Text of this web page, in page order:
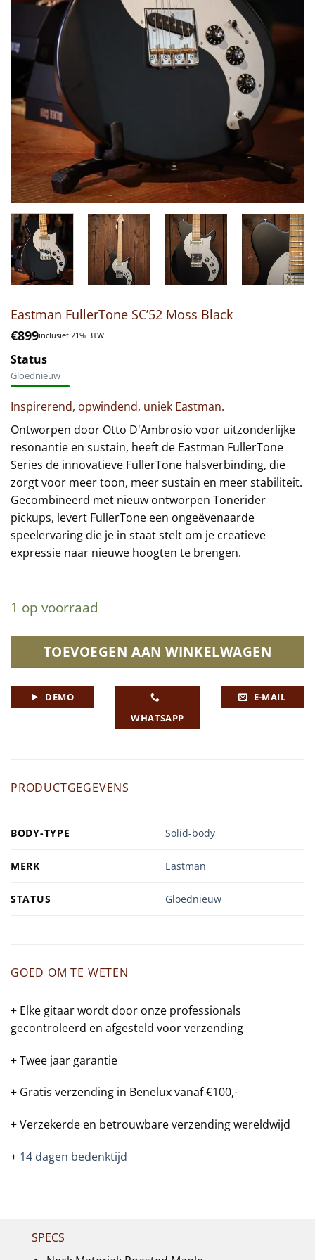
Eastman FullerTone SC’52 Moss Black
€899inclusief 21% BTW
Status
Gloednieuw
Inspirerend, opwindend, uniek Eastman.
Ontworpen door Otto D'Ambrosio voor uitzonderlijke
resonantie en sustain, heeft de Eastman FullerTone
Series de innovatieve FullerTone halsverbinding, die
zorgt voor meer toon, meer sustain en meer stabiliteit.
Gecombineerd met nieuw ontworpen Tonerider
pickups, levert FullerTone een ongeëvenaarde
speelervaring die je in staat stelt om je creatieve
expressie naar nieuwe hoogten te brengen.
1 op voorraad
TOEVOEGEN AAN WINKELWAGEN
DEMO
WHATSAPP
E-MAIL
PRODUCTGEGEVENS
BODY-TYPE Solid-body
MERK Eastman
STATUS Gloednieuw
GOED OM TE WETEN
+ Elke gitaar wordt door onze professionals
gecontroleerd en afgesteld voor verzending
+ Twee jaar garantie
+ Gratis verzending in Benelux vanaf €100,-
+ Verzekerde en betrouwbare verzending wereldwijd
+ 14 dagen bedenktijd
SPECS